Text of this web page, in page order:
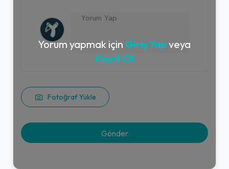
Fotoğraf Yükle
Yorum yapmak için Giriş Yap veya
Kayıt Ol